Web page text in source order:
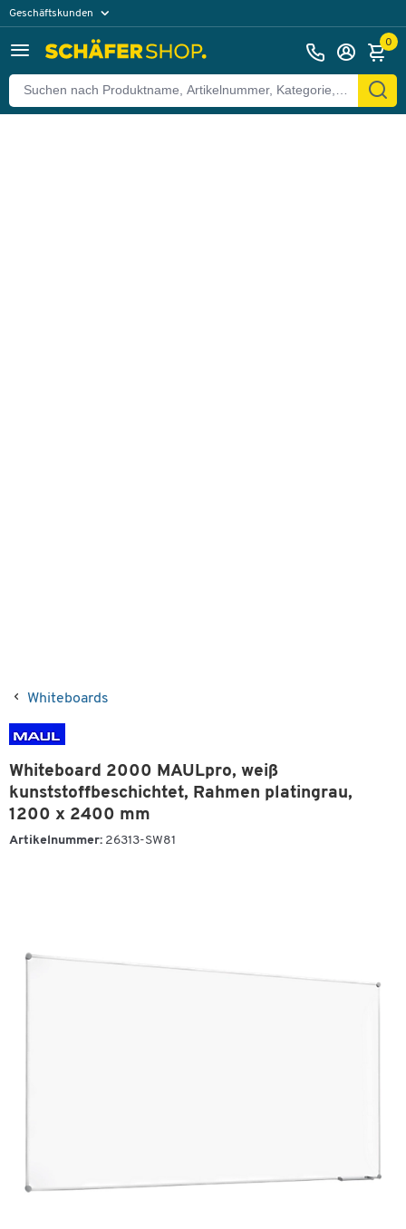
Geschäftskunden
0
Whiteboards
Whiteboard 2000 MAULpro, weiß
kunststoffbeschichtet, Rahmen platingrau,
1200 x 2400 mm
Artikelnummer: 26313-SW81
Zurück